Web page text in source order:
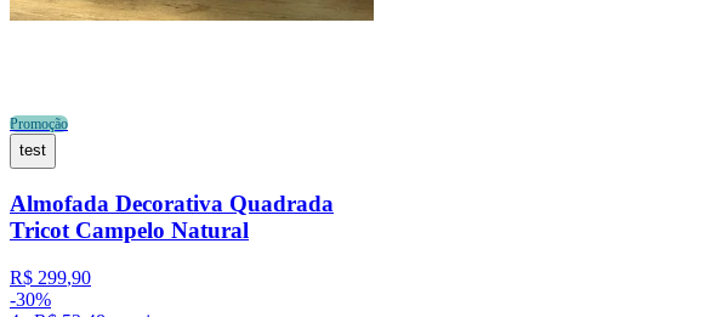
Promoção
test
Almofada Decorativa Quadrada
Tricot Campelo Natural
R$ 299,90
-30%